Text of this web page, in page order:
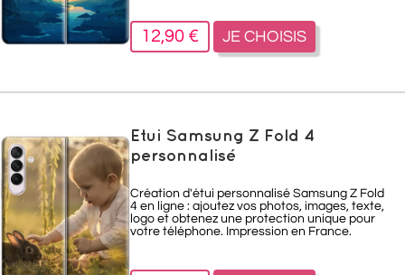
12,90 € JE CHOISIS
Etui Samsung Z Fold 4
personnalisé
Création d'étui personnalisé Samsung Z Fold
4 en ligne : ajoutez vos photos, images, texte,
logo et obtenez une protection unique pour
votre téléphone. Impression en France.